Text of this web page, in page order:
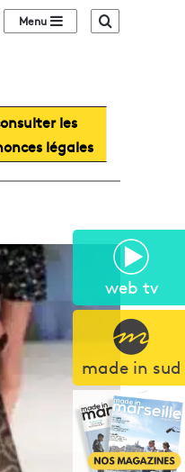
web tv
made in sud
Sidebar (barre
les
légales